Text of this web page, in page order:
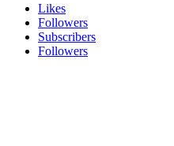
Likes
Followers
Subscribers
Followers